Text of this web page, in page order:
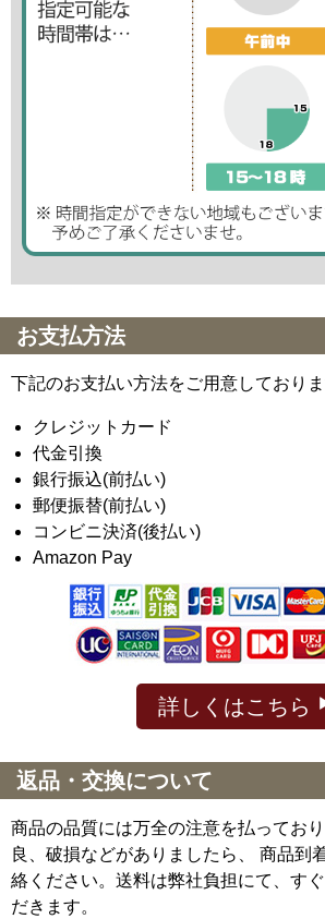
お支払方法
下記のお支払い方法をご用意しておりま
クレジットカード
代金引換
銀行振込(前払い)
郵便振替(前払い)
コンビニ決済(後払い)
Amazon Pay
詳しくはこちら
返品・交換について
商品の品質には万全の注意を払ってお
良、破損などがありましたら、 商品到
絡ください。送料は弊社負担にて、す
だきます。